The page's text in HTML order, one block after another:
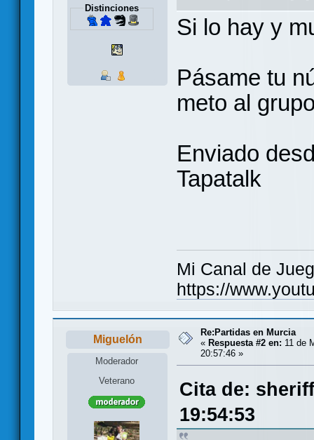
Distinciones
Si lo hay y
Pásame tu
meto al
Enviado
Tapatalk
Mi Canal de
https://
Miguelón
Moderador
Veterano
Re:Partidas en Murcia
« Respuesta #2 en: 11 de
20:57:46 »
Cita de:
19:54:53